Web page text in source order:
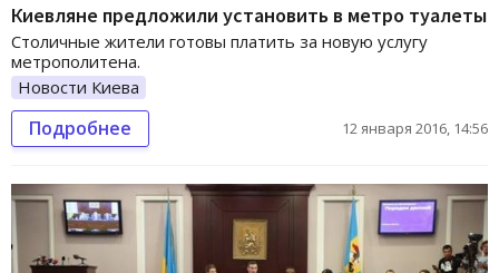
Киевляне предложили установить в метро туалеты
Столичные жители готовы платить за новую услугу
метрополитена.
Новости Киева
Подробнее 12 января 2016, 14:56